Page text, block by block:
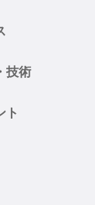
技術
ト